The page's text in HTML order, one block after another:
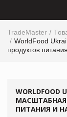
TradeMaster
WorldFood
продуктов
WORLDFOOD
ПИТАНИЯ И